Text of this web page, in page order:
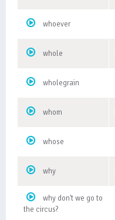
whoever
whole
wholegrain
whom
whose
why
why don't we go to
the circus?